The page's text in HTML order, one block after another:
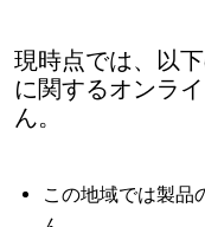
現時点では、以
に関するオンラ
ん。
この地域では製品